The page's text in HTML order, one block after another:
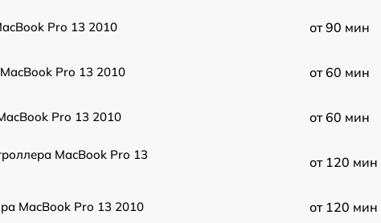
Pro 13 2010 от 90 мин
Pro 13 2010 от 60 мин
Pro 13 2010 от 60 мин
MacBook Pro 13
от 120 мин
MacBook Pro 13 2010 от 120 мин